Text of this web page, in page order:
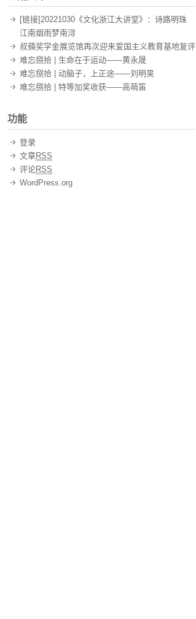
[链接]20221030《文化浙江大讲堂》：诗路明珠
江南烟雨梦南浔
叔蘋奖学金展览馆再次迎来爱国主义教育基地复评
难忘捌拾 | 生命在于运动——黄永晟
难忘捌拾 | 动脑子，上正途——刘明昊
难忘捌拾 | 特等加奖收获——高萌笛
功能
登录
文章RSS
评论RSS
WordPress.org